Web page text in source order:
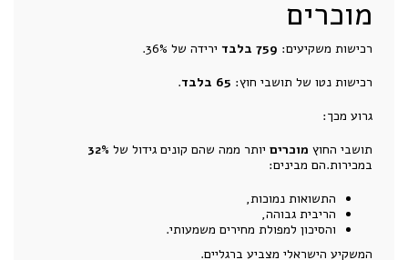
מוכרים
רכישות משקיעים: 759 בלבד
ירידה של 36%.
רכישות נטו של תושבי חוץ: 65 בלבד
.
גרוע מכך:
תושבי החוץ מוכרים יותר ממה שהם קונים גידול של 32%
במכירות.הם מבינים:
התשואות נמוכות,
הריבית גבוהה,
והסיכון למפולת מחירים משמעותי.
המשקיע הישראלי מצביע ברגליים.